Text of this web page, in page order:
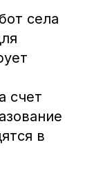
села
счет
в